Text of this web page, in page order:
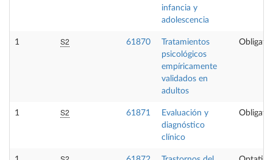
infancia y
adolescencia
1 S2 61870
Tratamientos
psicológicos
empíricamente
validados en
adultos
1 S2 61871
Evaluación y
diagnóstico
clínico